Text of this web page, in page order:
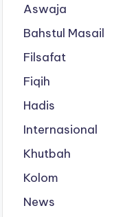
Aswaja
Bahstul Masail
Filsafat
Fiqih
Hadis
Internasional
Khutbah
Kolom
News